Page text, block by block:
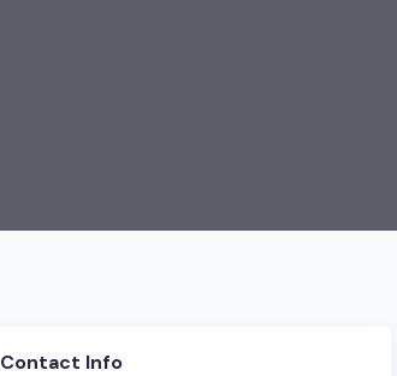
Contact Info